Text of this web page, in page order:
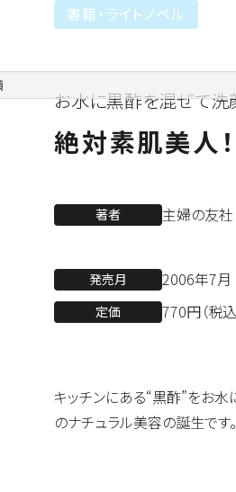
業／配信事業
書籍・ライトノベル
お水に黒酢を混ぜて洗
絶対素肌美人
著者 主婦の友社
発売月 2006年7月
定価 770円（税込
キッチンにある“黒酢”をお水
のナチュラル美容の誕生です。